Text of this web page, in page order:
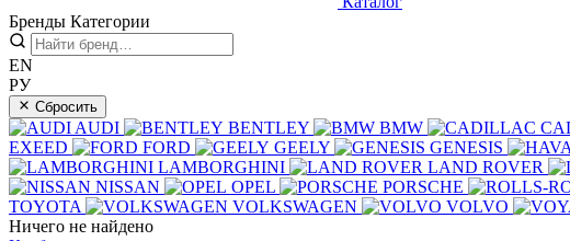
Бренды Категории
EN
РУ
Сбросить
AUDI BENTLEY BMW
EXEED
FORD GEELY GENESIS
LAMBORGHINI
LAND ROVER
NISSAN
OPEL PORSCHE
TOYOTA
VOLKSWAGEN VOLVO
Ничего не найдено